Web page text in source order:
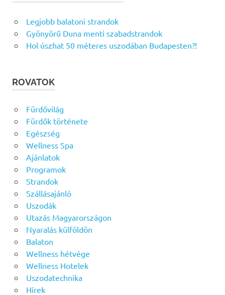
Legjobb balatoni strandok
Gyönyörű Duna menti szabadstrandok
Hol úszhat 50 méteres uszodában Budapesten?!
ROVATOK
Fürdővilág
Fürdők története
Egészség
Wellness Spa
Ajánlatok
Programok
Strandok
Szállásajánló
Uszodák
Utazás Magyarországon
Nyaralás külföldön
Balaton
Wellness hétvége
Wellness Hotelek
Uszodatechnika
Hírek